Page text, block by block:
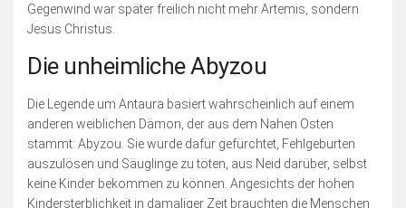
Gegenwind war später freilich nicht mehr Artemis, sondern
Jesus Christus.
Die unheimliche Abyzou
Die Legende um Antaura basiert wahrscheinlich auf einem
anderen weiblichen Dämon, der aus dem Nahen Osten
stammt: Abyzou. Sie wurde dafür gefürchtet, Fehlgeburten
auszulösen und Säuglinge zu töten, aus Neid darüber, selbst
keine Kinder bekommen zu können. Angesichts der hohen
Kindersterblichkeit in damaliger Zeit brauchten die Menschen